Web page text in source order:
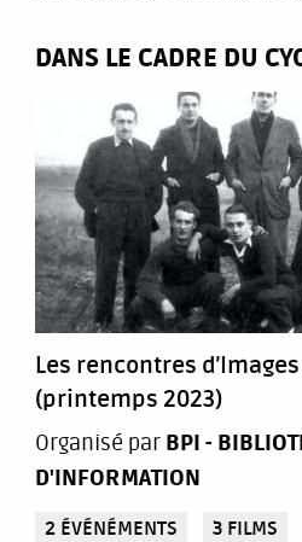
DANS LE CADRE DU
Les rencontres
(printemps 2023)
Organisé par BPI -
D'INFORMATION
2 ÉVÉNÉMENTS 3 FILMS